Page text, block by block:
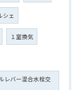
シェ
１室換気
レバー混合水栓交